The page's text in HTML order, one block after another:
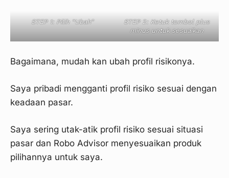
STEP 1: Pilih “Ubah”
STEP 2: Ketuk tombol plus
minus untuk sesuaikan
Bagaimana, mudah kan ubah profil risikonya.
Saya pribadi mengganti profil risiko sesuai dengan
keadaan pasar.
Saya sering utak-atik profil risiko sesuai situasi
pasar dan Robo Advisor menyesuaikan produk
pilihannya untuk saya.